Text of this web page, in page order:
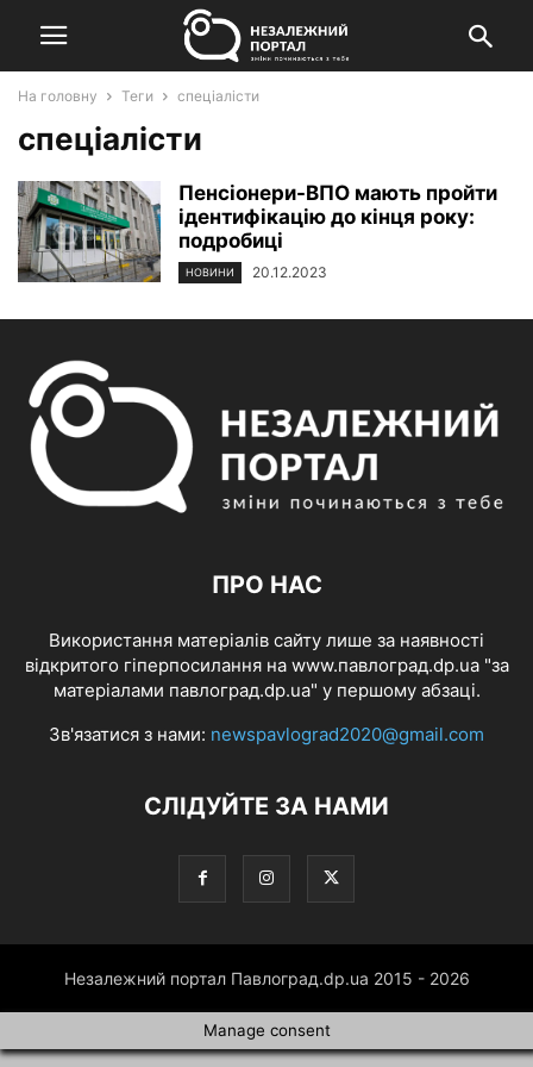
На головну Теги спеціалісти
спеціалісти
Пенсіонери-ВПО мають пройти
ідентифікацію до кінця року:
подробиці
НОВИНИ 20.12.2023
ПРО НАС
Використання матеріалів сайту лише за наявності
відкритого гіперпосилання на www.павлоград.dp.ua "за
матеріалами павлоград.dp.ua" у першому абзаці.
Зв'язатися з нами: newspavlograd2020@gmail.com
СЛІДУЙТЕ ЗА НАМИ
Незалежний портал Павлоград.dp.ua 2015 - 2026
Manage consent